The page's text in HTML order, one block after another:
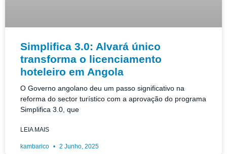
Simplifica 3.0: Alvará único
transforma o licenciamento
hoteleiro em Angola
O Governo angolano deu um passo significativo na
reforma do sector turístico com a aprovação do programa
Simplifica 3.0, que
LEIA MAIS
kambarico 2 Junho, 2025